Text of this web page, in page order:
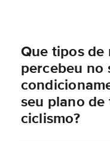
Que tipos de
percebeu no
seu plano
ciclismo?